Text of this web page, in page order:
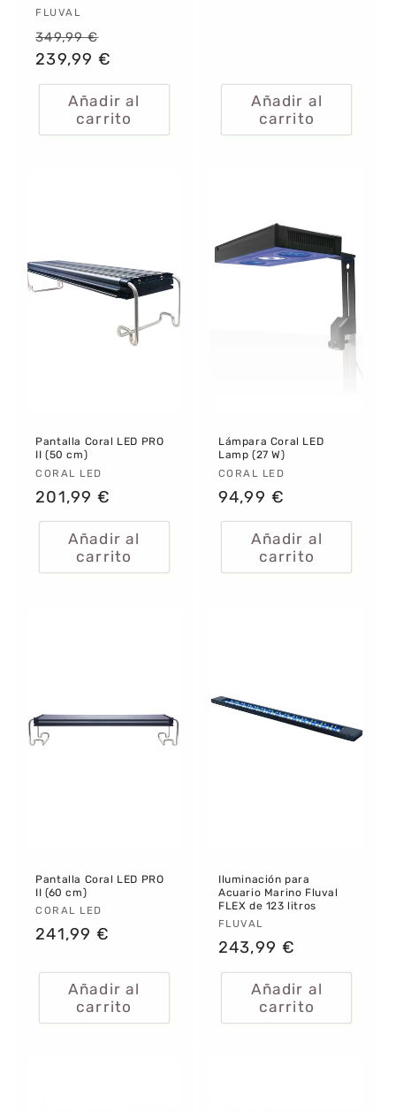
Proveedor:
FLUVAL
Precio
habitual
349,99 €
de
oferta
239,99 €
Añadir al
carrito
Añadir al
carrito
Pantalla Coral LED PRO
II (50 cm)
Proveedor:
CORAL LED
Precio
habitual
201,99 €
Añadir al
carrito
Lámpara Coral LED
Lamp (27 W)
Proveedor:
CORAL LED
Precio
habitual
94,99 €
Añadir al
carrito
Pantalla Coral LED PRO
II (60 cm)
Proveedor:
CORAL LED
Precio
241,99 €
Añadir al
carrito
Iluminación para
Acuario Marino Fluval
FLEX de 123 litros
Proveedor:
FLUVAL
Precio
habitual
243,99 €
Añadir al
carrito